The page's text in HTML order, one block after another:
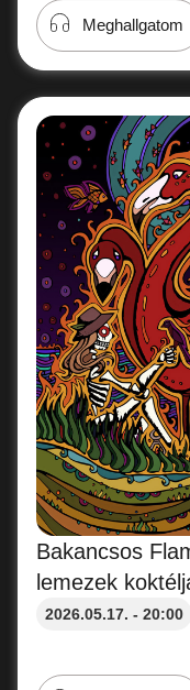
Meghallgatom
Bakancsos
lemezek
2026.05.17. - 20:00